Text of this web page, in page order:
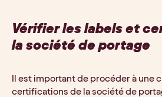
Vérifier les labels et
la société de portage
Il est important de procéder à une
certifications de la société de